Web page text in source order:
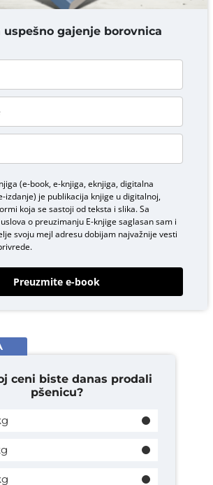
DODAJ KOMENTAR
uspešno gajenje borovnica
(e-book, e-knjiga, eknjiga, digitalna
izdanje) je publikacija knjige u digitalnoj,
koja se sastoji od teksta i slika. Sa
o preuzimanju E-knjigesaglasan sam i
svoju mejl adresu dobijam najvažnije vesti
Preuzmite e-book
ceni biste danas prodali
pšenicu?